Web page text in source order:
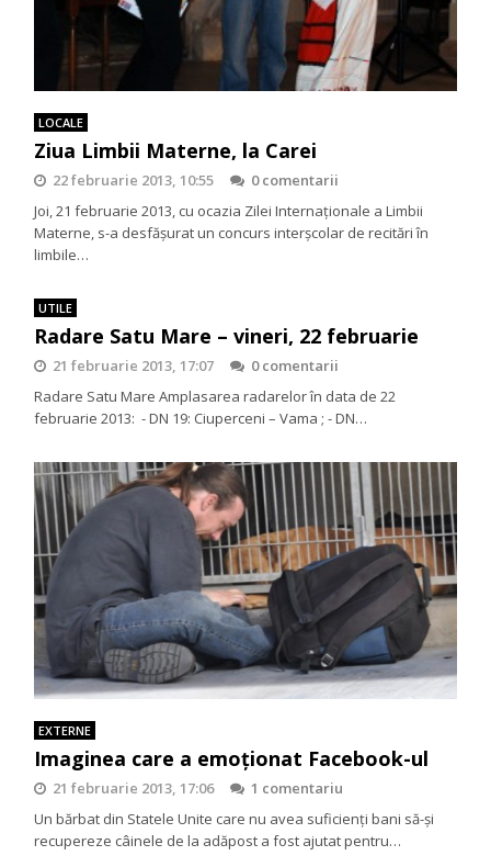
LOCALE
Ziua Limbii Materne, la Carei
22 februarie 2013, 10:55
0 comentarii
Joi, 21 februarie 2013, cu ocazia Zilei Internaţionale a Limbii
Materne, s-a desfăşurat un concurs interşcolar de recitări în
limbile…
UTILE
Radare Satu Mare – vineri, 22 februarie
21 februarie 2013, 17:07
0 comentarii
Radare Satu Mare Amplasarea radarelor în data de 22
februarie 2013: - DN 19: Ciuperceni – Vama ; - DN…
EXTERNE
Imaginea care a emoţionat Facebook-ul
21 februarie 2013, 17:06
1 comentariu
Un bărbat din Statele Unite care nu avea suficienţi bani să-şi
recupereze câinele de la adăpost a fost ajutat pentru…